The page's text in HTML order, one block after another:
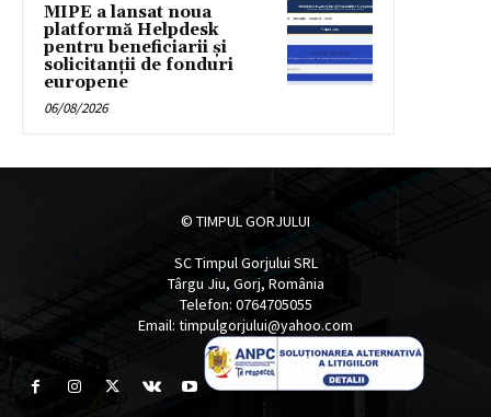
MIPE a lansat noua
platformă Helpdesk
pentru beneficiarii și
solicitanții de fonduri
europene
06/08/2026
© TIMPUL GORJULUI
SC Timpul Gorjului SRL
Târgu Jiu, Gorj, România
Telefon: 0764705055
Email: timpulgorjului@yahoo.com